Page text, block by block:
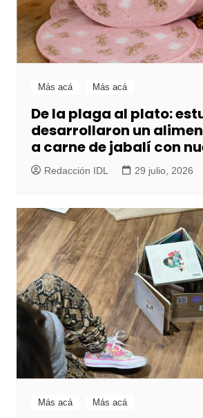
Más acá Más acá
De la plaga al plato:
desarrollaron un
a carne de jabalí con
Redacción IDL 29 julio, 2026
Más acá Más acá